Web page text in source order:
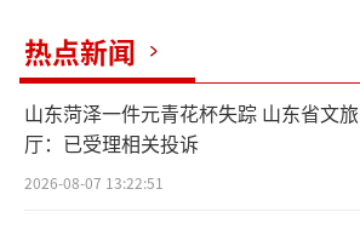
热点新闻
山东菏泽一件元青花杯失踪 山东省文旅
厅：已受理相关投诉
2026-08-07 13:22:51